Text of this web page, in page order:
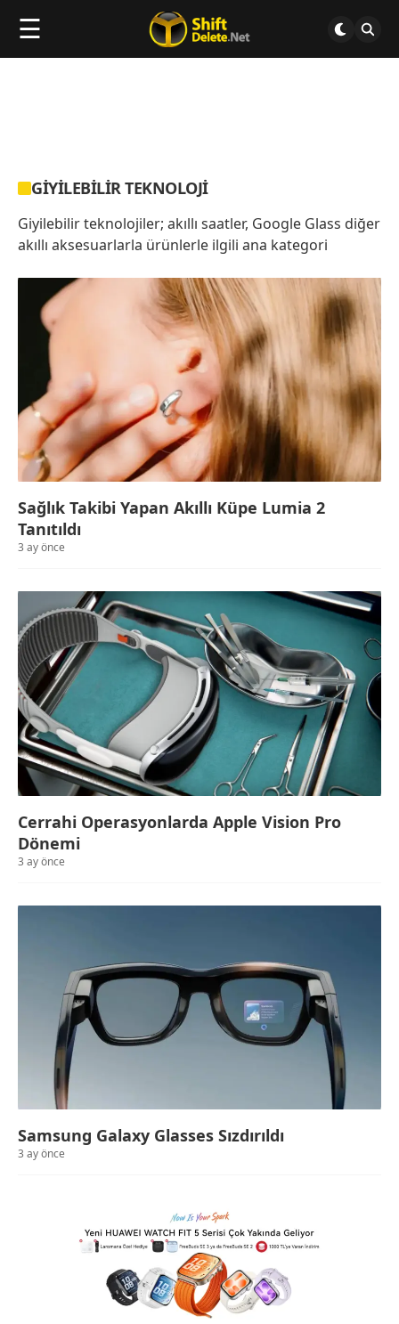
☰
GIYILEBILIR TEKNOLOJI
Giyilebilir teknolojiler; akıllı saatler, Google Glass diğer
akıllı aksesuarlarla ürünlerle ilgili ana kategori
Sağlık Takibi Yapan Akıllı Küpe Lumia 2
Tanıtıldı
3 ay önce
Cerrahi Operasyonlarda Apple Vision Pro
Dönemi
3 ay önce
Samsung Galaxy Glasses Sızdırıldı
3 ay önce